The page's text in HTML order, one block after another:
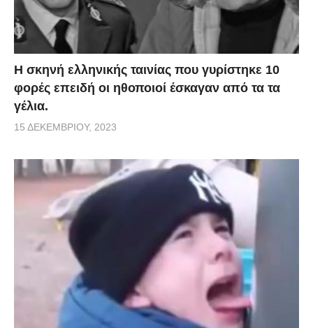
H σκηνή ελληνικής ταινίας που γυρίστηκε 10
φορές επειδή οι ηθοποιοί έσκαγαν από τα τα
γέλια.
15 ΔΕΚΕΜΒΡΊΟΥ, 2023